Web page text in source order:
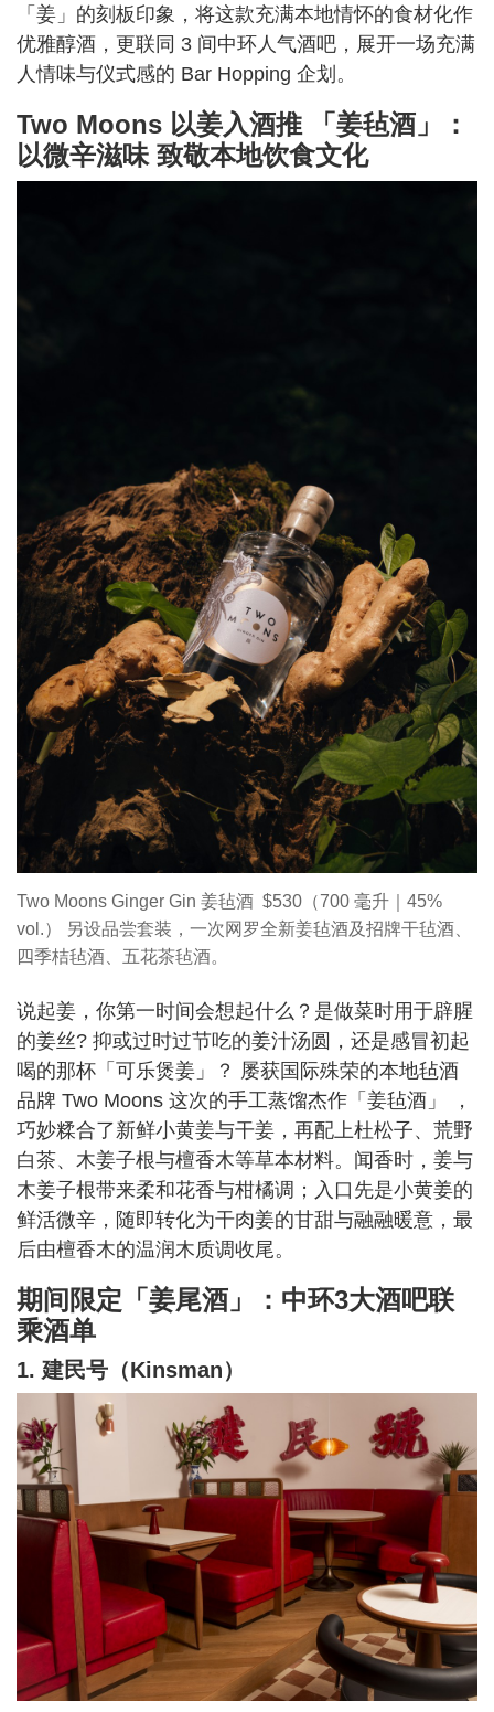
「姜」的刻板印象，将这款充满本地情怀的食材化作
优雅醇酒，更联同 3 间中环人气酒吧，展开一场充满
人情味与仪式感的 Bar Hopping 企划。
Two Moons 以姜入酒推 「姜毡酒」：
以微辛滋味 致敬本地饮食文化
Two Moons Ginger Gin 姜毡酒 $530（700 毫升｜45%
vol.） 另设品尝套装，一次网罗全新姜毡酒及招牌干毡酒、
四季桔毡酒、五花茶毡酒。
说起姜，你第一时间会想起什么？是做菜时用于辟腥
的姜丝? 抑或过时过节吃的姜汁汤圆，还是感冒初起
喝的那杯「可乐煲姜」？ 屡获国际殊荣的本地毡酒
品牌 Two Moons 这次的手工蒸馏杰作「姜毡酒」 ，
巧妙糅合了新鲜小黄姜与干姜，再配上杜松子、荒野
白茶、木姜子根与檀香木等草本材料。闻香时，姜与
木姜子根带来柔和花香与柑橘调；入口先是小黄姜的
鲜活微辛，随即转化为干肉姜的甘甜与融融暖意，最
后由檀香木的温润木质调收尾。
期间限定「姜尾酒」：中环3大酒吧联
乘酒单
1. 建民号（Kinsman）